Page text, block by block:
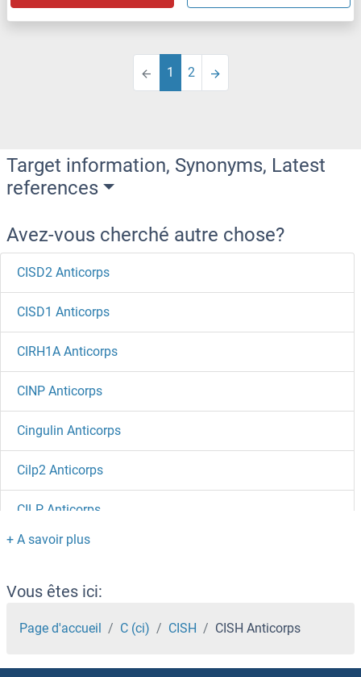
1 2
Target information, Synonyms, Latest
references
Avez-vous cherché autre chose?
CISD2 Anticorps
CISD1 Anticorps
CIRH1A Anticorps
CINP Anticorps
Cingulin Anticorps
Cilp2 Anticorps
CILP Anticorps
CIITA Anticorps
CIDEC Anticorps
CIDEB Anticorps
CIDEA Anticorps
Vous êtes ici:
Page d'accueil C (ci) CISH CISH Anticorps